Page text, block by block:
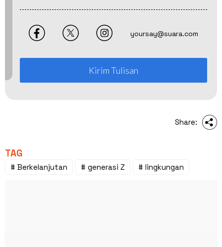
yoursay@suara.com
Kirim Tulisan
Share:
TAG
# Berkelanjutan # generasi Z # lingkungan